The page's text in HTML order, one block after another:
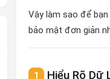
Vậy làm sao để
bảo mật đơn giản
Hiểu Rõ Dữ